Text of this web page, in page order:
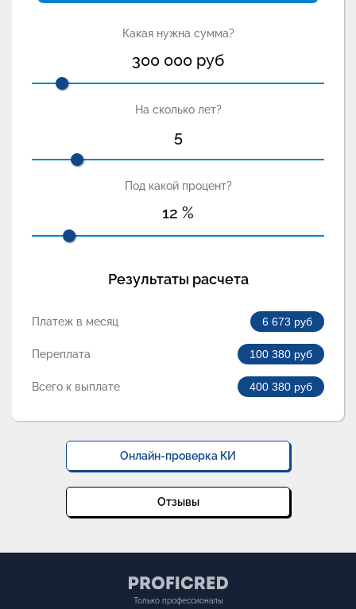
Какая нужна сумма?
300 000 руб
На сколько лет?
5
Под какой процент?
12 %
Результаты расчета
Платеж в месяц 6 673 руб
Переплата 100 380 руб
Всего к выплате 400 380 руб
Онлайн-проверка КИ
Отзывы
Только профессионалы